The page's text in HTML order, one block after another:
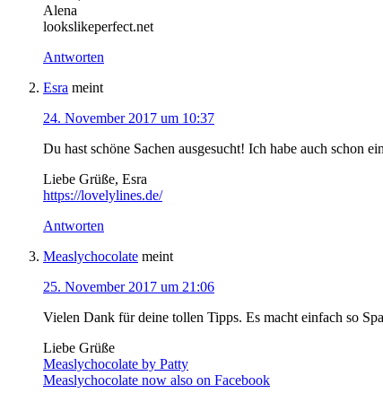
Alena
lookslikeperfect.net
Antworten
Esra meint
24. November 2017 um 10:37
Du hast schöne Sachen ausgesucht! Ich habe auch schon
Liebe Grüße, Esra
https://lovelylines.de/
Antworten
Measlychocolate meint
25. November 2017 um 21:06
Vielen Dank für deine tollen Tipps. Es macht einfach so
Liebe Grüße
Measlychocolate by Patty
Measlychocolate now also on Facebook